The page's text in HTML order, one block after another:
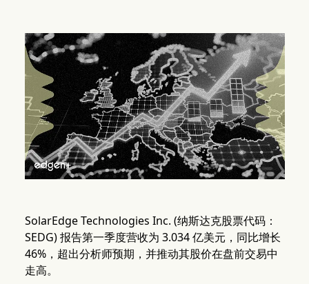
SolarEdge Technologies Inc. (纳斯达克股票代码：
SEDG) 报告第一季度营收为 3.034 亿美元，同比增长
46%，超出分析师预期，并推动其股价在盘前交易中
走高。